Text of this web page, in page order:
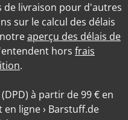
de livraison pour d'autres
sur le calcul des délais
aperçu des délais de
hors frais
.
à partir de 99 € en
ligne › Barstuff.de